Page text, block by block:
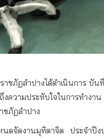
ชภัฏลำปางได้ดำเนินการ บัน
งความประทับใจในการทำงาน
ชภัฏลำปาง
นดจัดงานมุทิตาจิต ประจำปี